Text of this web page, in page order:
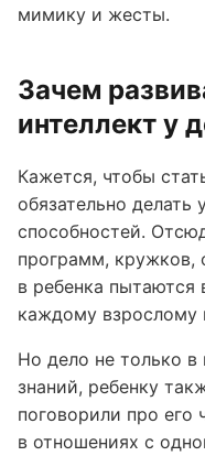
мимику и жесты.
Зачем
интеллект у
Кажется, чтобы
обязательно делать
способностей.
программ, кружков,
в ребенка пытаются
каждому взрослому
Но дело не только в
знаний, ребенку
поговорили про его
в отношениях с